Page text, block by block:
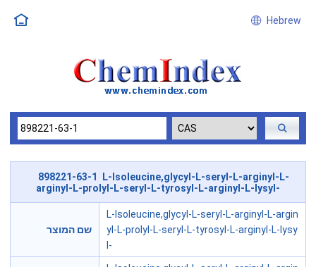
Hebrew
898221-63-1 L-Isoleucine,glycyl-L-seryl-L-arginyl-L-
arginyl-L-prolyl-L-seryl-L-tyrosyl-L-arginyl-L-lysyl-
שם המוצר
L-Isoleucine,glycyl-L-seryl-L-arginyl-L-argin
yl-L-prolyl-L-seryl-L-tyrosyl-L-arginyl-L-lysy
l-